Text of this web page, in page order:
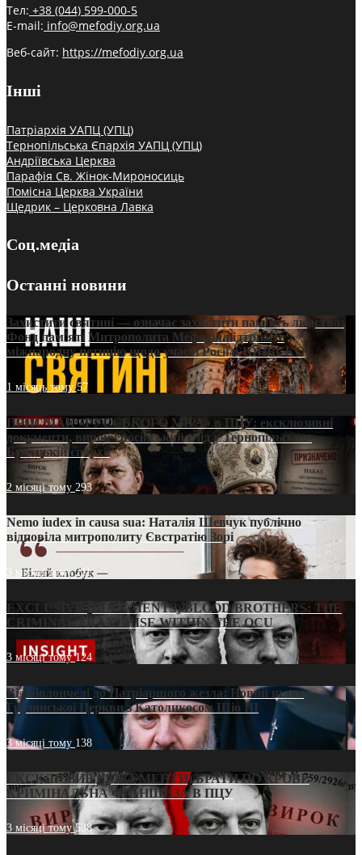
Тел: +38 (044) 599-000-5
E-mail: info@mefodiy.org.ua
Веб-сайт: https://mefodiy.org.ua
Інші
Патріархія УАПЦ (УПЦ)
Тернопільська Єпархія УАПЦ (УПЦ)
Андріївська Церква
Парафія Св. Жінок-Мироносиць
Помісна Церква України
Щедрик – Церковна Лавка
Соц.медіа
Останні новини
Захистити святині — означає захистити пам’ять людства:
Фонд пам’яті Митрополита Мефодія підтримує
міжнародну петицію щодо участі Росії в ЮНЕСКО
1 місяць тому57
ПРИСМАК «РУССЬКОГО МІРА» в ПЦУ: ексклюзивні
документи, вирок і російський слід у Тернопільсько-
Бучацькій єпархії
2 місяці тому 293
Nemo iudex in causa sua: Наталія Шевчук публічно
відповіла митрополиту Євстратію Зорі
3 місяці тому211
EXCLUSIVE (DOCUMENTS)/BLOOD BROTHERS: THE
CRIMINAL FRANCHISE WITHIN THE OCU
3 місяці тому124
Від віолончелі до Патріаршого жезла: Новий шлях
Грузинської Церкви з Католикосом Шіо III
3 місяці тому 138
ЕКСКЛЮЗИВ (ДОКУМЕНТИ)/БРАТИ ПО КРОВІ:
КРИМІНАЛЬНА ФРАНШИЗА В ПЦУ
3 місяці тому538